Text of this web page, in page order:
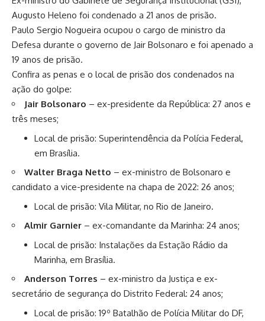
Augusto Heleno foi condenado a 21 anos de prisão.
Paulo Sergio Nogueira ocupou o cargo de ministro da
Defesa durante o governo de Jair Bolsonaro e foi apenado a
19 anos de prisão.
Confira as penas e o local de prisão dos condenados na
ação do golpe:
Jair Bolsonaro – ex-presidente da República: 27 anos e
três meses;
Local de prisão: Superintendência da Polícia Federal,
em Brasília.
Walter Braga Netto – ex-ministro de Bolsonaro e
candidato a vice-presidente na chapa de 2022: 26 anos;
Local de prisão: Vila Militar, no Rio de Janeiro.
Almir Garnier – ex-comandante da Marinha: 24 anos;
Local de prisão: Instalações da Estação Rádio da
Marinha, em Brasília.
Anderson Torres – ex-ministro da Justiça e ex-
secretário de segurança do Distrito Federal: 24 anos;
Local de prisão: 19º Batalhão de Polícia Militar do DF,